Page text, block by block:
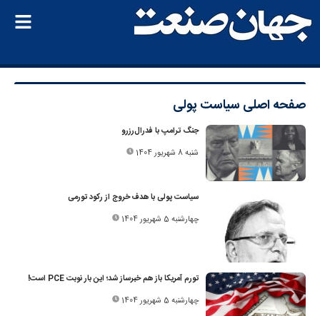
صفحه اصلی سیاست پولی
جنگ ترامپ با فدرال‌رزرو
شنبه 8 شهریور 1404
سیاست‌ پولی با هدف خروج از رکود تورمی
چهارشنبه 5 شهریور 1404
تورم آمریکا باز هم خبرساز شد؛ این بار نوبت PCE است!
چهارشنبه 5 شهریور 1404